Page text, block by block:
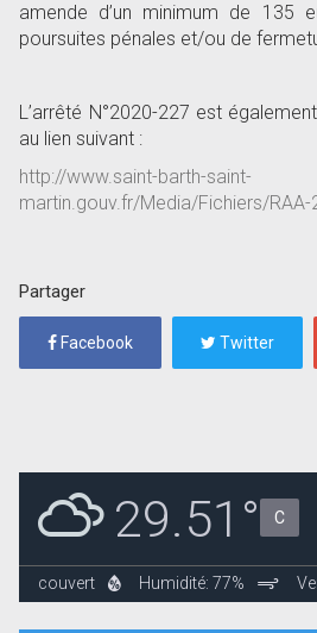
amende d’un minimum de 135
poursuites pénales et/ou de
L’arrêté N°2020-227 est
au lien suivant :
http://www.saint-barth-saint-
martin.gouv.fr/Media/Fichiers/
Partager
Facebook Twitter
29.51° C
couvert Humidité: 77%